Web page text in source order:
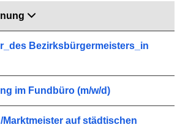
Bezirksbürgermeisters_in
im Fundbüro (m/w/d)
Marktmeister auf städtischen